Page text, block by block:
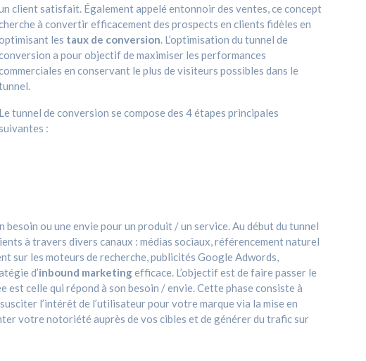
client satisfait. Également appelé entonnoir des ventes, ce concept
à convertir efficacement des prospects en clients fidèles en
les taux de conversion. L’optimisation du tunnel de
a pour objectif de maximiser les performances
en conservant le plus de visiteurs possibles dans le
Le tunnel de conversion se compose des 4 étapes principales
:
besoin ou une envie pour un produit / un service. Au début du tunnel
à travers divers canaux : médias sociaux, référencement naturel
sur les moteurs de recherche, publicités Google Adwords,
d’inbound marketingefficace. L’objectif est de faire passer le
celle qui répond à son besoin / envie. Cette phase consiste à
l’intérêt de l’utilisateur pour votre marque via la mise en
votre notoriété auprès de vos cibles et de générer du trafic sur